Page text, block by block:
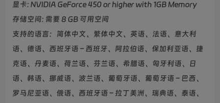
显卡: NVIDIA GeForce 450 or higher with 1GB Memory
存储空间: 需要 8 GB 可用空间
支持的语言：简体中文、繁体中文、英语、法语、意大利
语、德语、西班牙语 – 西班牙、阿拉伯语、保加利亚语、捷
克语、丹麦语、荷兰语、芬兰语、希腊语、匈牙利语、日
语、韩语、挪威语、波兰语、葡萄牙语、葡萄牙语 – 巴西、
罗马尼亚语、俄语、西班牙语 – 拉丁美洲、瑞典语、泰语、